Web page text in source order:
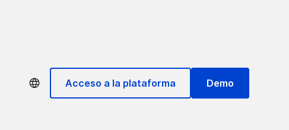
Acceso a la plataforma Demo